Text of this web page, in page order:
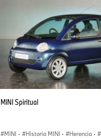
MINI Spiritual
MINI · Historia MINI · Herencia ·